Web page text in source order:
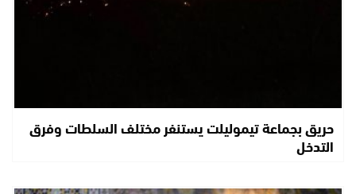
حريق بجماعة تيموليلت يستنفر مختلف السلطات وفرق
التدخل